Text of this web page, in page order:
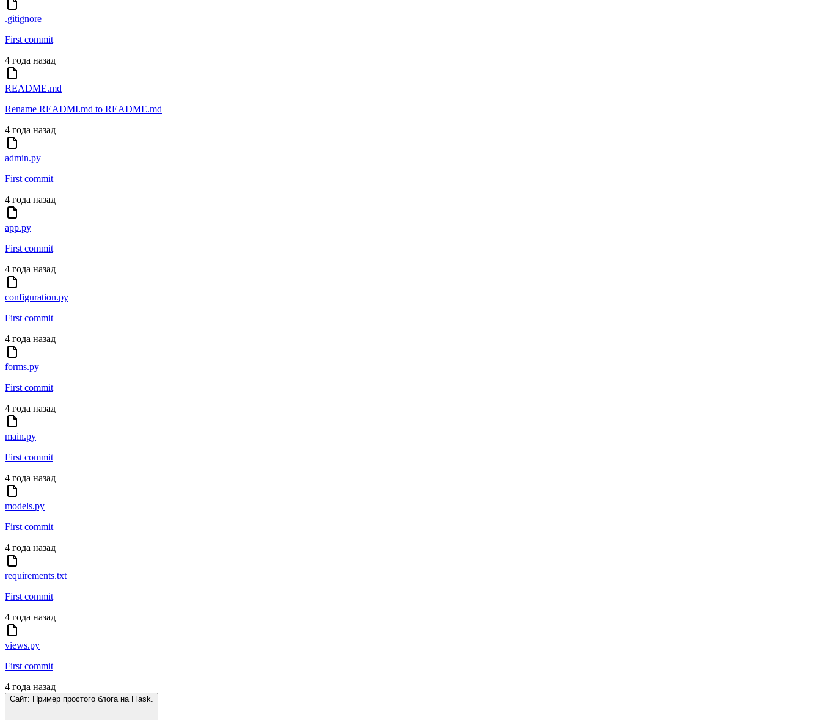
.gitignore
First commit
4 года назад
README.md
Rename READMI.md to README.md
4 года назад
admin.py
First commit
4 года назад
app.py
First commit
4 года назад
configuration.py
First commit
4 года назад
forms.py
First commit
4 года назад
main.py
First commit
4 года назад
models.py
First commit
4 года назад
requirements.txt
First commit
4 года назад
views.py
First commit
4 года назад
Сайт: Пример простого блога на Flask.